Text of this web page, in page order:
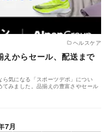
ヘルスケア
えからセール、配送まで
気になる「スポーツデポ」につい
みました。品揃えの豊富さやセール
7月